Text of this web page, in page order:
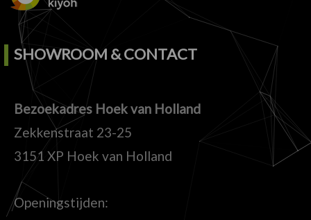
SHOWROOM & CONTACT
Bezoekadres Hoek van Holland
Zekkenstraat 23-25
3151 XP Hoek van Holland
Openingstijden: